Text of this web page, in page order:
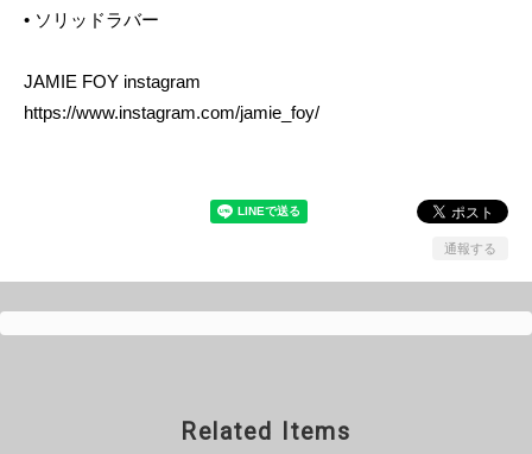
• ソリッドラバー
JAMIE FOY instagram
https://www.instagram.com/jamie_foy/
通報する
Related Items